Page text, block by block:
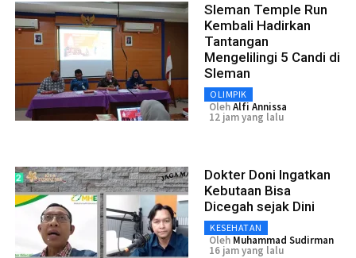
Sleman Temple Run
Kembali Hadirkan
Tantangan
Mengelilingi 5 Candi di
Sleman
OLIMPIK
OlehAlfi Annissa
12 jam yang lalu
Dokter Doni Ingatkan
Kebutaan Bisa
Dicegah sejak Dini
KESEHATAN
Oleh Muhammad Sudirman
16 jam yang lalu